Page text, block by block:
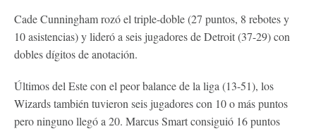
Cade Cunningham rozó el triple-doble (27 puntos, 8 rebotes y
10 asistencias) y lideró a seis jugadores de Detroit (37-29) con
dobles dígitos de anotación.
Últimos del Este con el peor balance de la liga (13-51), los
Wizards también tuvieron seis jugadores con 10 o más puntos
pero ninguno llegó a 20. Marcus Smart consiguió 16 puntos